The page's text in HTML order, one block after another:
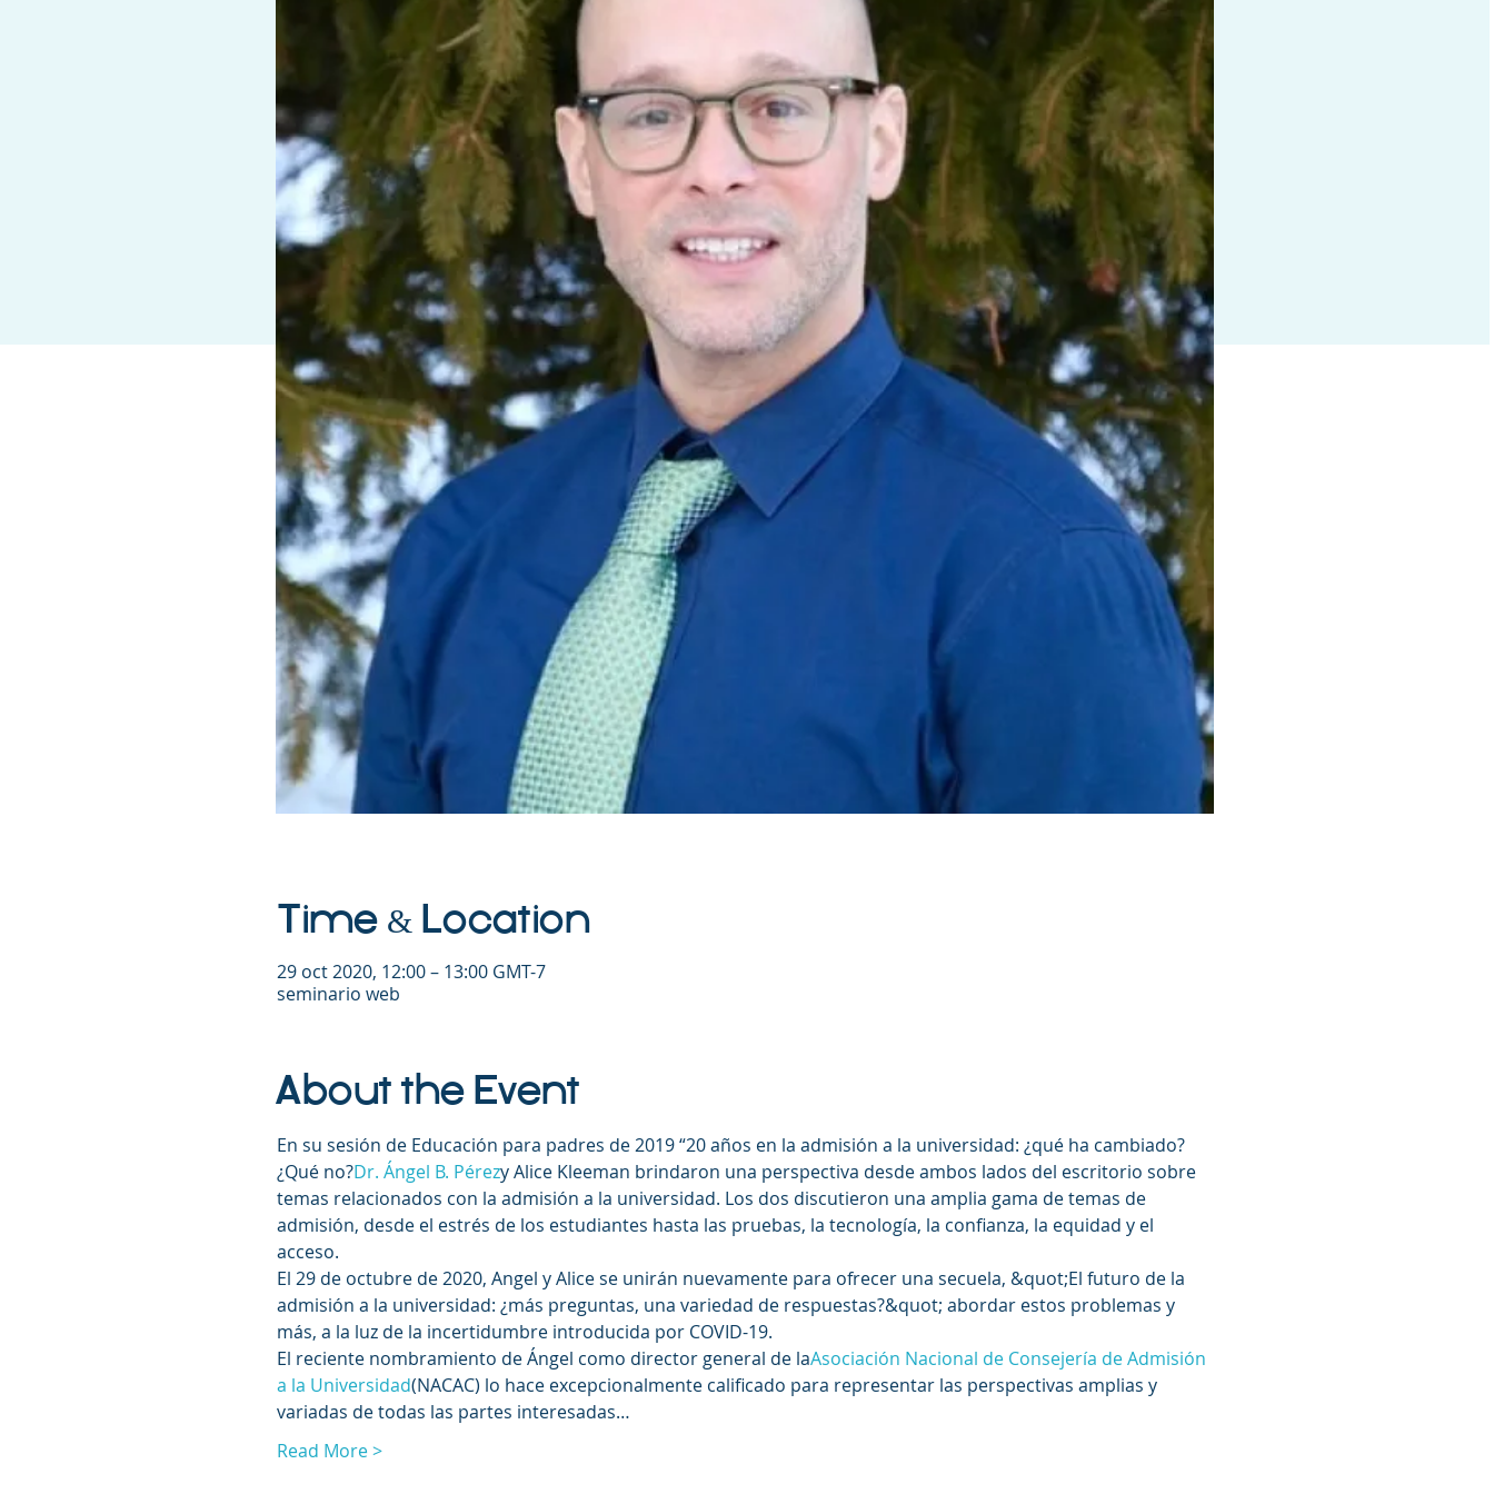
Time & Location
29 oct 2020, 12:00 – 13:00 GMT-7
seminario web
About the Event
En su sesión de Educación para padres de 2019 “20 años en la admisión a la universidad: ¿qué ha cambiado?
¿Qué no?Dr. Ángel B. Pérezy Alice Kleeman brindaron una perspectiva desde ambos lados del escritorio sobre
temas relacionados con la admisión a la universidad. Los dos discutieron una amplia gama de temas de
admisión, desde el estrés de los estudiantes hasta las pruebas, la tecnología, la confianza, la equidad y el
acceso.
El 29 de octubre de 2020, Angel y Alice se unirán nuevamente para ofrecer una secuela, &quot;El futuro de la
admisión a la universidad: ¿más preguntas, una variedad de respuestas?&quot; abordar estos problemas y
más, a la luz de la incertidumbre introducida por COVID-19.
El reciente nombramiento de Ángel como director general de laAsociación Nacional de Consejería de Admisión
a la Universidad(NACAC) lo hace excepcionalmente calificado para representar las perspectivas amplias y
variadas de todas las partes interesadas…
Read More >